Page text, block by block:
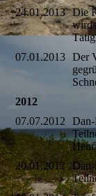
24.01.2013 Die
wird
07.01.2013
Der
2012
07.07.2012
20.01.2012